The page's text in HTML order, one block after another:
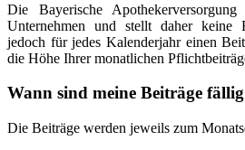
Die Bayerische
Unternehmen und stellt daher keine
jedoch für jedes Kalenderjahr einen
die Höhe Ihrer monatlichen
Wann sind meine Beiträge
Die Beiträge werden jeweils zum